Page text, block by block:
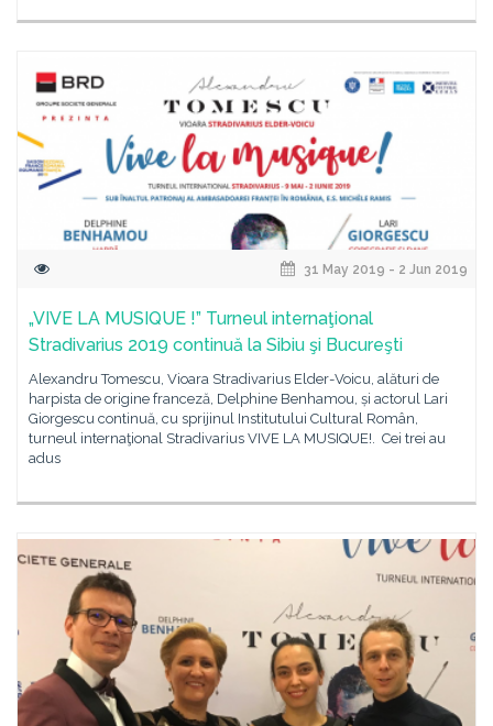
31 May 2019 - 2 Jun 2019
„VIVE LA MUSIQUE !” Turneul internaţional
Stradivarius 2019 continuă la Sibiu şi Bucureşti
Alexandru Tomescu, Vioara Stradivarius Elder-Voicu, alături de
harpista de origine franceză, Delphine Benhamou, și actorul Lari
Giorgescu continuă, cu sprijinul Institutului Cultural Român,
turneul internaţional Stradivarius VIVE LA MUSIQUE!. Cei trei au
adus